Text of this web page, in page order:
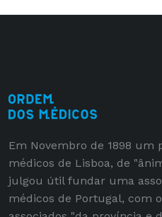
Em Novembro de 1898 um
médicos de Lisboa, de
julgou útil fundar uma
médicos de Portugal, com